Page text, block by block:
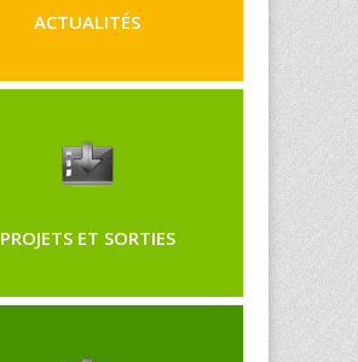
ACTUALITÉS
PROJETS ET SORTIES